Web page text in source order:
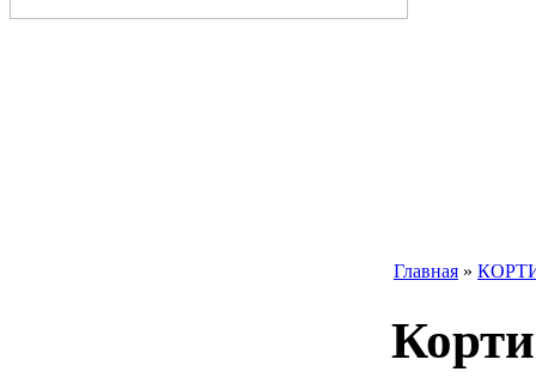
Главная »